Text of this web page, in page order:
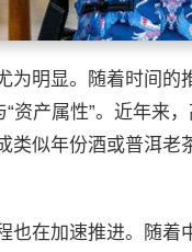
为明显。随着时间
“资产属性”。近年来
类似年份酒或普洱
也在加速推进。随